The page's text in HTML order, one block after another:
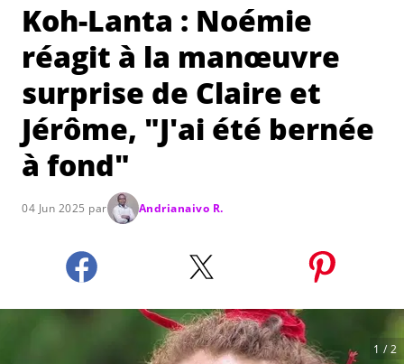
Koh-Lanta : Noémie
réagit à la manœuvre
surprise de Claire et
Jérôme, "J'ai été bernée
à fond"
04 Jun 2025 par Andrianaivo R.
1 / 2